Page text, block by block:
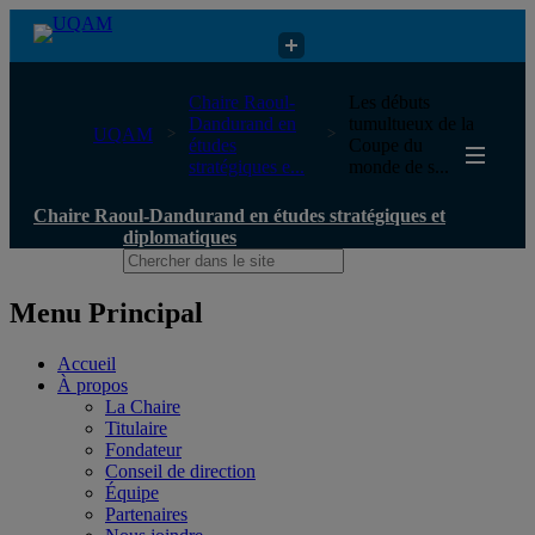
Chaire Raoul-Dandurand en études stratégiques et diplomatiques
UQAM
Chaire Raoul-
Dandurand en
études
stratégiques e...
Les débuts
tumultueux de la
Coupe du
monde de s...
Chaire Raoul-Dandurand en études stratégiques et
diplomatiques
Menu Principal
Accueil
À propos
La Chaire
Titulaire
Fondateur
Conseil de direction
Équipe
Partenaires